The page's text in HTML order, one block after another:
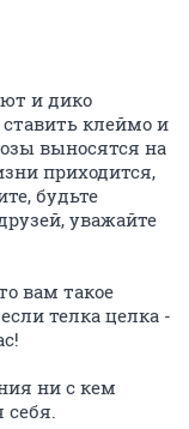
и дико
клеймо и
выносятся на
приходится,
будьте
уважайте
вам такое
телка целка -
ни с кем
себя.